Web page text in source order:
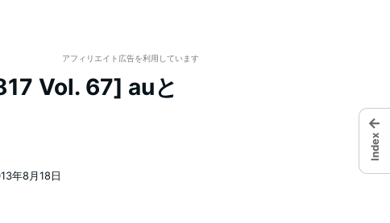
アフィリエイト広告を利用しています
Vol. 67] auと
年8月18日
←
Index